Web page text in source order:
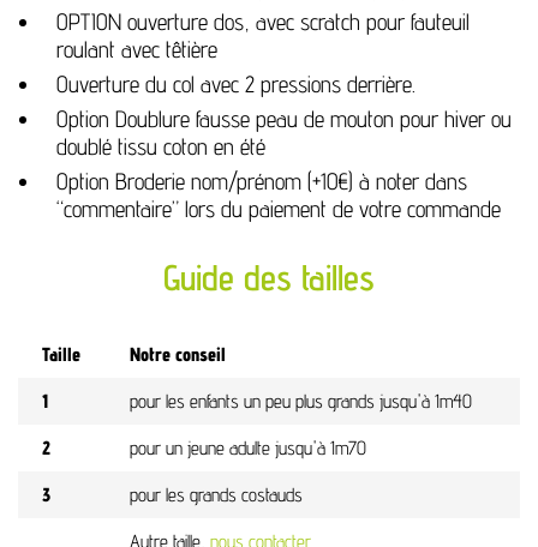
OPTION ouverture dos, avec scratch pour fauteuil
roulant avec têtière
Ouverture du col avec 2 pressions derrière.
Option Doublure fausse peau de mouton pour hiver ou
doublé tissu coton en été
Option Broderie nom/prénom (+10€) à noter dans
“commentaire” lors du paiement de votre commande
Guide des tailles
Taille Notre conseil
1 pour les enfants un peu plus grands jusqu'à 1m40
2 pour un jeune adulte jusqu'à 1m70
3 pour les grands costauds
Autre taille, nous contacter